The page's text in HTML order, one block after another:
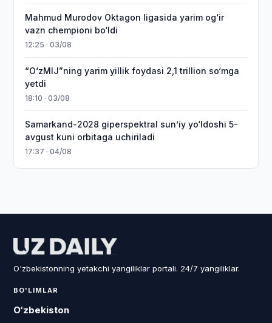
Mahmud Murodov Oktagon ligasida yarim og‘ir
vazn chempioni bo‘ldi
12:25 · 03/08
“O‘zMIJ”ning yarim yillik foydasi 2,1 trillion so‘mga
yetdi
18:10 · 03/08
Samarkand-2028 giperspektral sun’iy yo‘ldoshi 5-
avgust kuni orbitaga uchiriladi
17:37 · 04/08
O'zbekistonning yetakchi yangiliklar portali. 24/7 yangiliklar.
BO'LIMLAR
O‘zbekiston